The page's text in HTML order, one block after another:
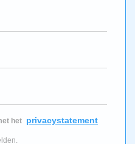
het privacystatement